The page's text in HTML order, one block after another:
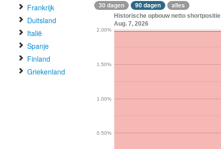
Frankrijk
Duitsland
Italië
Spanje
Finland
Griekenland
30 dagen 90 dagen alles
Historische opbouw netto
Aug. 7, 2026
0.50%
1.00%
1.50%
2.00%